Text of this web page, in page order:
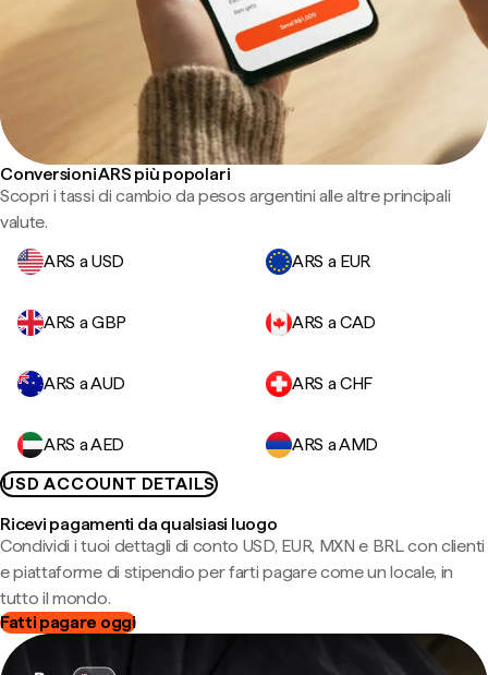
Conversioni ARS più popolari
Scopri i tassi di cambio da pesos argentini alle altre principali
valute.
ARS a USD
ARS a EUR
ARS a GBP ARS a CAD
ARS a AUD ARS a CHF
ARS a AED
ARS a AMD
USD ACCOUNT DETAILS
Ricevi pagamenti da qualsiasi luogo
Condividi i tuoi dettagli di conto USD, EUR, MXN e BRL con clienti
e piattaforme di stipendio per farti pagare come un locale, in
tutto il mondo.
Fatti pagare oggi